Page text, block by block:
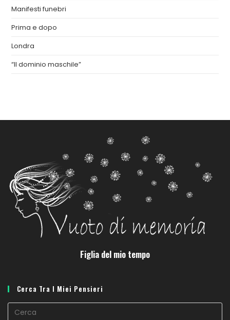
Manifesti funebri
Prima e dopo
Londra
“Il dominio maschile”
Figlia del mio tempo
Cerca Tra I Miei Pensieri